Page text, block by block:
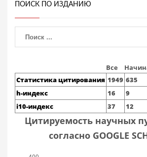
ПОИСК ПО ИЗДАНИЮ
Все
Статистика цитирования 1949 635
h-индекс
16
9
i10-индекс
37 12
Цитируемость научных
согласно GOOGLE